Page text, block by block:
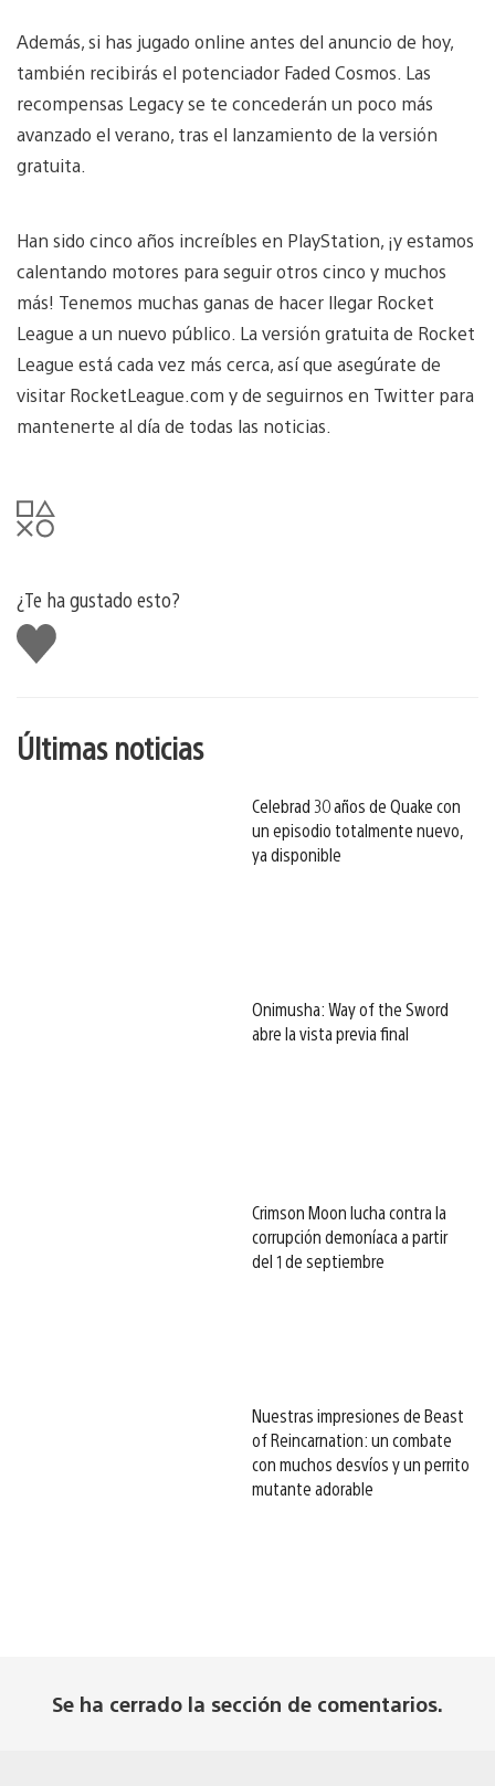
Además, si has jugado online antes del anuncio de hoy,
también recibirás el potenciador Faded Cosmos. Las
recompensas Legacy se te concederán un poco más
avanzado el verano, tras el lanzamiento de la versión
gratuita.
Han sido cinco años increíbles en PlayStation, ¡y estamos
calentando motores para seguir otros cinco y muchos
más! Tenemos muchas ganas de hacer llegar Rocket
League a un nuevo público. La versión gratuita de Rocket
League está cada vez más cerca, así que asegúrate de
visitar RocketLeague.com y de seguirnos en Twitter para
mantenerte al día de todas las noticias.
¿Te ha gustado esto?
Me
gusta
esto
Últimas noticias
Celebrad 30 años de Quake con
un episodio totalmente nuevo,
ya disponible
Onimusha: Way of the Sword
abre la vista previa final
Crimson Moon lucha contra la
corrupción demoníaca a partir
del 1 de septiembre
Nuestras impresiones de Beast
of Reincarnation: un combate
con muchos desvíos y un perrito
mutante adorable
Se ha cerrado la sección de comentarios.